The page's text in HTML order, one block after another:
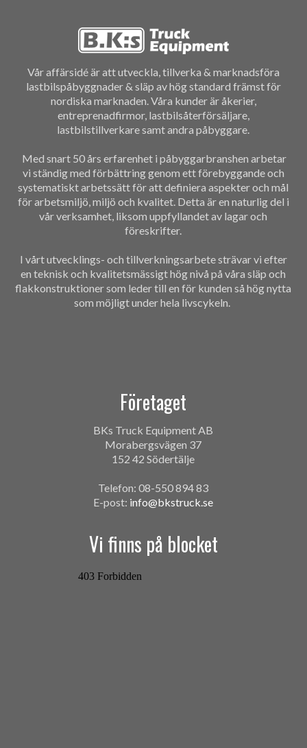
Vår affärsidé är att utveckla, tillverka & marknadsföra
lastbilspåbyggnader & släp av hög standard främst för
nordiska marknaden. Våra kunder är åkerier,
entreprenadfirmor, lastbilsåterförsäljare,
lastbilstillverkare samt andra påbyggare.
Med snart 50 års erfarenhet i påbyggarbranshen arbetar
vi ständig med förbättring genom ett förebyggande och
systematiskt arbetssätt för att definiera aspekter och mål
för arbetsmiljö, miljö och kvalitet. Detta är en naturlig del i
vår verksamhet, liksom uppfyllandet av lagar och
föreskrifter.
I vårt utvecklings- och tillverkningsarbete strävar vi efter
en teknisk och kvalitetsmässigt hög nivå på våra släp och
flakkonstruktioner som leder till en för kunden så hög nytta
som möjligt under hela livscykeln.
Företaget
BKs Truck Equipment AB
Morabergsvägen 37
152 42 Södertälje
Telefon: 08-550 894 83
E-post: info@bkstruck.se
Vi finns på blocket